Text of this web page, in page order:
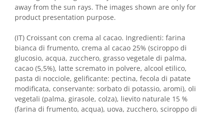
away from the sun rays. The images shown are only for
product presentation purpose.
(IT) Croissant con crema al cacao. Ingredienti: farina
bianca di frumento, crema al cacao 25% (sciroppo di
glucosio, acqua, zucchero, grasso vegetale di palma,
cacao (5,5%), latte scremato in polvere, alcool etilico,
pasta di nocciole, gelificante: pectina, fecola di patate
modificata, conservante: sorbato di potassio, aromi), oli
vegetali (palma, girasole, colza), lievito naturale 15 %
(farina di frumento, acqua), uova, zucchero, sciroppo di